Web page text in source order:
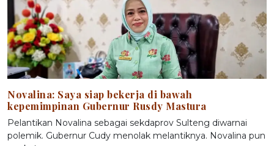
Novalina: Saya siap bekerja di bawah
kepemimpinan Gubernur Rusdy Mastura
Pelantikan Novalina sebagai sekdaprov Sulteng diwarnai
polemik. Gubernur Cudy menolak melantiknya. Novalina pun